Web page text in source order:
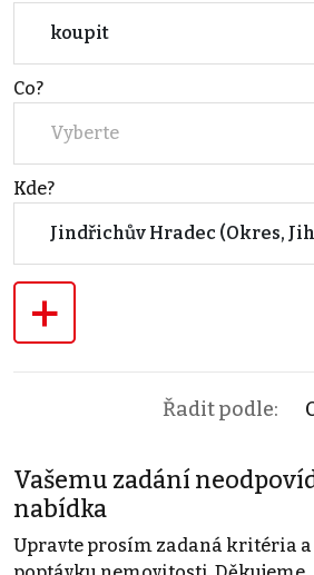
koupit
Co?
Vyberte
Kde?
Jindřichův Hradec (Okres,
+
Řadit podle:
Vašemu zadání
nabídka
Upravte prosím zadaná kritéria a